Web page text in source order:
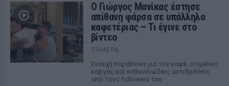
Ο Γιώργος Μανίκας έστησε
απίθανη φάρσα σε υπάλληλο
καφετέριας – Τι έγινε στο
βίντεο
ΣΉΜΕΡΑ
Συνεχή παράπονα για τον καφέ, στημένος
καβγάς και ενθουσιώδεις αντιδράσεις
από τους followers του